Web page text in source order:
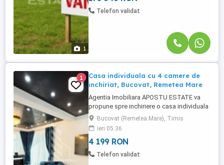
1
Telefon validat
1
Casa individuala cu 4 camere de
inchiriat, Bucovat, Remetea Mare
Agentia Imobiliara APOSTU ESTATE va
propune spre inchiriere o casa individuala
situata in apropiere de Timișoara, intr-o
zona linistita si bine conectata, ideala
pentru o familie care isi doreste confort si
acces rapid catre oras in Bucovat,
Remetea Mare. Detalii principale:
Bucovat (Remetea Mare), Timis
ieri 05:36
4 199 RON
Telefon validat